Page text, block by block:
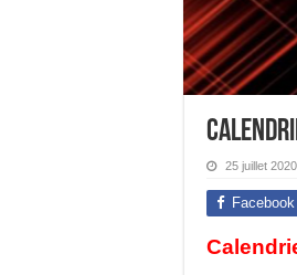
25 juillet 2020
Facebook